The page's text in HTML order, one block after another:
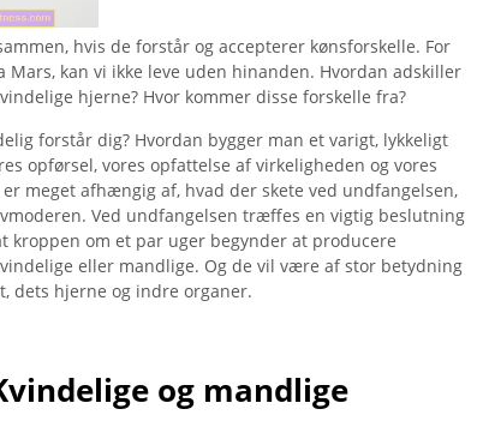
hvis de forstår og accepterer kønsforskelle. For
Mars, kan vi ikke leve uden hinanden. Hvordan adskiller
hjerne? Hvor kommer disse forskelle fra?
forstår dig? Hvordan bygger man et varigt, lykkeligt
opførsel, vores opfattelse af virkeligheden og vores
meget afhængig af, hvad der skete ved undfangelsen,
Ved undfangelsen træffes en vigtig beslutning
kroppen om et par uger begynder at producere
eller mandlige. Og de vil være af stor betydning
dets hjerne og indre organer.
og mandlige